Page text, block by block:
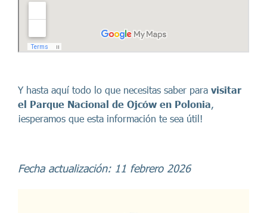
Y hasta aquí todo lo que necesitas saber para visitar
el Parque Nacional de Ojców en Polonia,
¡esperamos que esta información te sea útil!
Fecha actualización: 11 febrero 2026